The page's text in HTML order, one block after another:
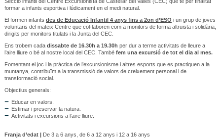
formar a infants esportiva i lúdicament en el medi natural.
El formen infants des de Educació Infantil 4 anys fins a 2on d’ESO i un grup de joves
voluntaris del mateix Centre que col·laboren com a monitors de forma altruista i solidària,
dirigits per monitors titulats i la Junta del CEC.
Ens trobem cada dissabte de 16.30h a 19.30h per dur a terme activitats de lleure a
l’aire lliure o bé al nostre local del CEC. També fem una excursió de tot el dia al mes.
Fomentant el joc i la pràctica de l’excursionisme i altres esports que es practiquen a la
muntanya, contribuïm a la transmissió de valors de creixement personal i de
transformació social.
Objectius generals:
Educar en valors.
Estimar i preservar la natura.
Activitats i excursions a l’aire lliure.
Franja d’edat |De 3 a 6 anys, de 6 a 12 anys i 12 a 16 anys